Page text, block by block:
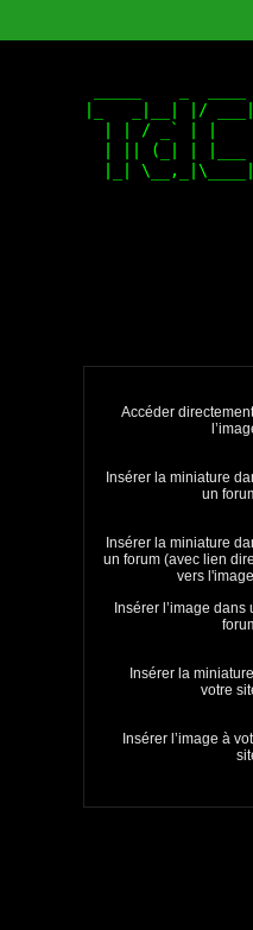
Accéder
Insérer la miniature
un
Insérer la miniature
un forum (avec lien
vers
Insérer l’image dans
Insérer la
votre
Insérer l’image à